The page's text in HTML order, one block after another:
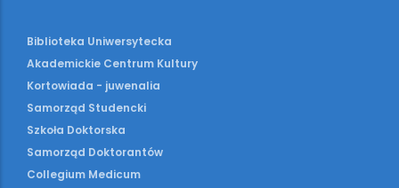
Biblioteka Uniwersytecka
Akademickie Centrum Kultury
Kortowiada - juwenalia
Samorząd Studencki
Szkoła Doktorska
Samorząd Doktorantów
Collegium Medicum